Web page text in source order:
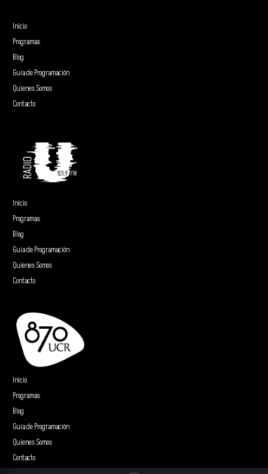
Inicio
Programas
Blog
Guía de Programación
Quienes Somos
Contacto
Inicio
Programas
Blog
Guía de Programación
Quienes Somos
Contacto
Inicio
Programas
Blog
Guía de Programación
Quienes Somos
Contacto